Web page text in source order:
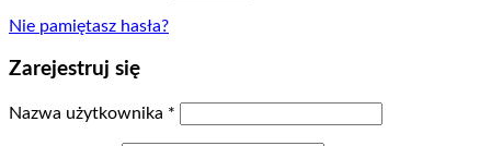
Nie pamiętasz hasła?
Zarejestruj się
Nazwa użytkownika *